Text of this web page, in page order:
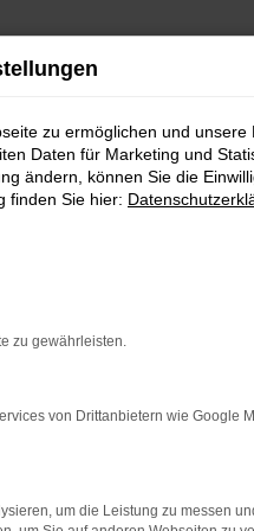
nach
VW
VW Tiguan
Kennzeichnend
profitieren Sie von
mehr existieren
zu ermöglichen und unsere
Daten für Marketing und
ändern, können Sie die
finden Sie hier:
zu gewährleisten.
von Drittanbietern wie Google
um die Leistung zu messen